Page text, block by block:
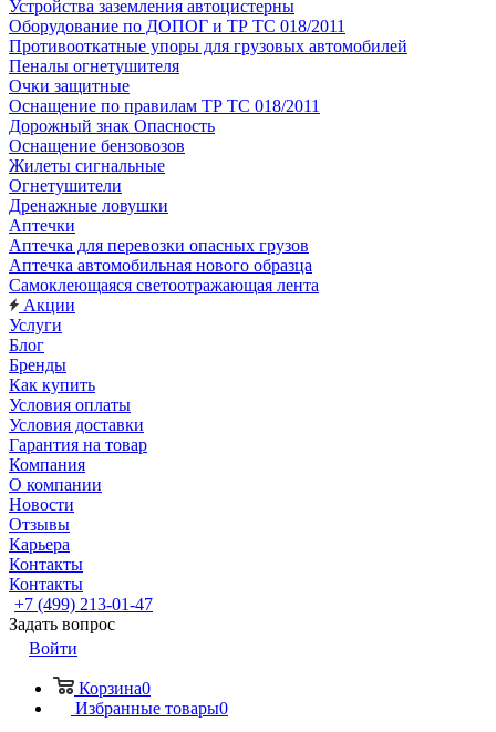
Устройства заземления автоцистерны
Оборудование по ДОПОГ и ТР ТС 018/2011
Противооткатные упоры для грузовых автомобилей
Пеналы огнетушителя
Очки защитные
Оснащение по правилам ТР ТС 018/2011
Дорожный знак Опасность
Оснащение бензовозов
Жилеты сигнальные
Огнетушители
Дренажные ловушки
Аптечки
Аптечка для перевозки опасных грузов
Аптечка автомобильная нового образца
Самоклеющаяся светоотражающая лента
Акции
Услуги
Блог
Бренды
Как купить
Условия оплаты
Условия доставки
Гарантия на товар
Компания
О компании
Новости
Отзывы
Карьера
Контакты
Контакты
+7 (499) 213-01-47
Задать вопрос
Войти
Корзина0
Избранные товары0